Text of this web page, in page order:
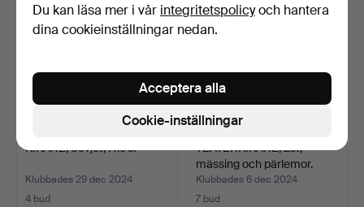
KIKARE, Sovjet, 7x50.
Klubbades 29 dec 2024
4 bud
TEATERKIKARE, 2st,
mässing och pärlemor.
Klubbades 6 dec 2024
7 bud
Du kan läsa mer i vår integritetspolicyoch hantera
dina cookieinställningar nedan.
Cookie-inställningar
Acceptera alla